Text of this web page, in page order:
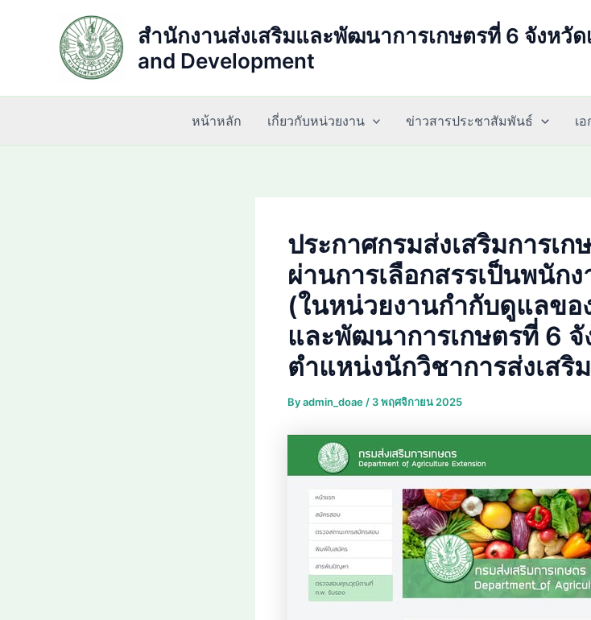
สำนักงานส่งเสริมและพัฒนาการเกษตรที่ 6 จังหวั
and Development
หน้าหลัก เกี่ยวกับหน่วยงาน ข่าวสารประชาสัมพันธ์ เ
ประกาศกรมส่งเสริมการเก
ผ่านการเลือกสรรเป็นพนัก
(ในหน่วยงานกำกับดูแลขอ
และพัฒนาการเกษตรที่ 6 จั
ตำแหน่งนักวิชาการส่งเสริ
Byadmin_doae / 3 พฤศจิกายน 2025